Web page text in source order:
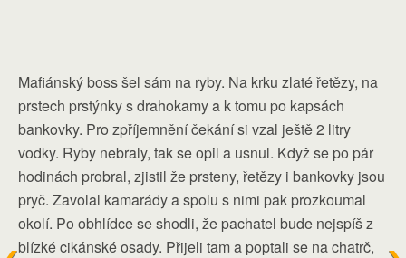
Mafiánský boss šel sám na ryby. Na krku zlaté řetězy, na
prstech prstýnky s drahokamy a k tomu po kapsách
bankovky. Pro zpříjemnění čekání si vzal ještě 2 litry
vodky. Ryby nebraly, tak se opil a usnul. Když se po pár
hodinách probral, zjistil že prsteny, řetězy i bankovky jsou
pryč. Zavolal kamarády a spolu s nimi pak prozkoumal
okolí. Po obhlídce se shodli, že pachatel bude nejspíš z
blízké cikánské osady. Přijeli tam a poptali se na chatrč,